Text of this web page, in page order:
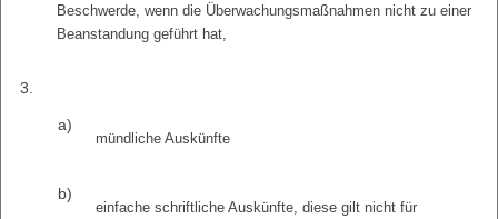
Beschwerde, wenn die Überwachungsmaßnahmen nicht zu einer
Beanstandung geführt hat,
3.
a)
mündliche Auskünfte
b)
einfache schriftliche Auskünfte, diese gilt nicht für